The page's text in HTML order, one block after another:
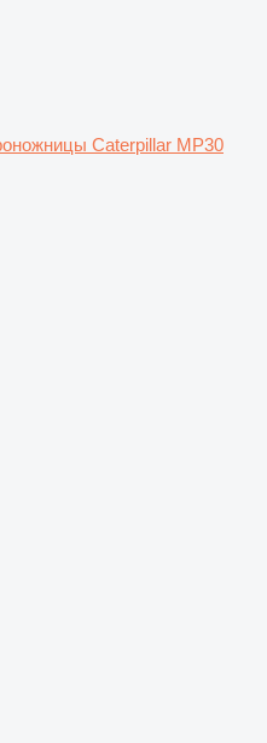
Caterpillar MP30